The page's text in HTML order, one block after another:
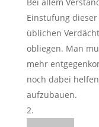
Einstufung
üblichen
obliegen. Man
mehr
noch dabei
aufzubauen.